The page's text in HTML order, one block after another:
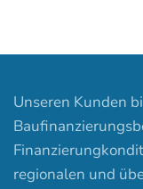
Unseren Kunden
regionalen und